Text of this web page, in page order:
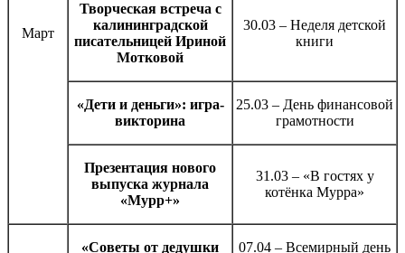
Март
Творческая встреча с
калининградской
писательницей Ириной
Мотковой
30.03 – Неделя детской
книги
«Дети и деньги»: игра-
викторина
25.03 – День финансовой
грамотности
Презентация нового
выпуска журнала
«Мурр+»
31.03 – «В гостях у
котёнка Мурра»
«Советы от дедушки
07.04 – Всемирный день